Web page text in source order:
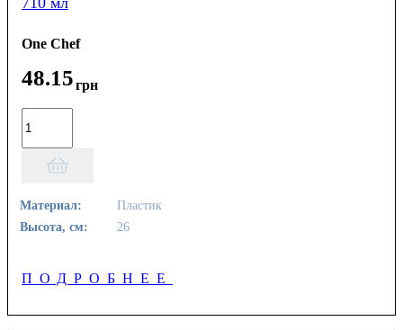
One Chef
48.15грн
Материал:
Пластик
Высота, см:
26
ПОДРОБНЕЕ